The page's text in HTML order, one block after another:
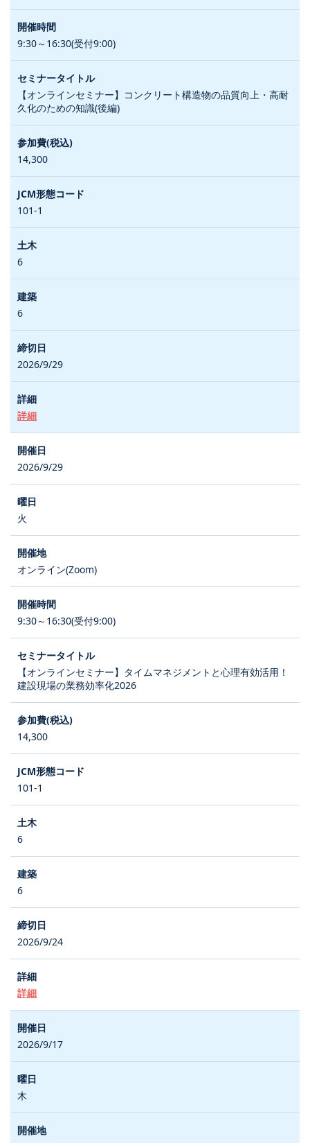
9:30～16:30(受付9:00)
【オンラインセミナー】コンクリート構造物の品質向上・高耐
久化のための知識(後編)
14,300
101-1
6
6
2026/9/29
詳細
2026/9/29
火
オンライン(Zoom)
9:30～16:30(受付9:00)
【オンラインセミナー】タイムマネジメントと心理有効活用！
建設現場の業務効率化2026
14,300
101-1
6
6
2026/9/24
詳細
2026/9/17
木